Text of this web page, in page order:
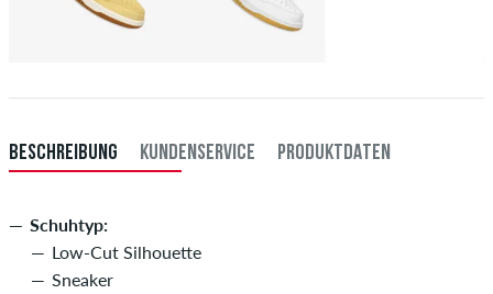
BESCHREIBUNG KUNDENSERVICE PRODUKTDATEN
Schuhtyp:
Low-Cut Silhouette
Sneaker